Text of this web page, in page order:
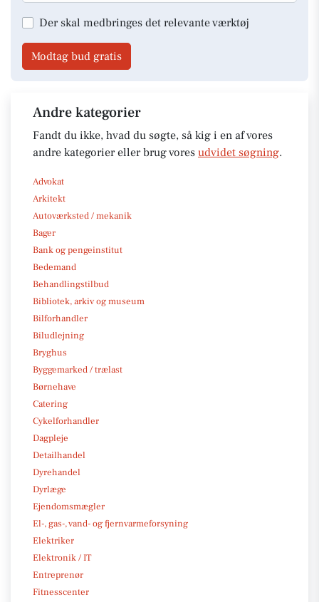
Der skal medbringes det relevante værktøj
Modtag bud gratis
Andre kategorier
Fandt du ikke, hvad du søgte, så kig i en af vores
andre kategorier eller brug vores udvidet søgning.
Advokat
Arkitekt
Autoværksted / mekanik
Bager
Bank og pengeinstitut
Bedemand
Behandlingstilbud
Bibliotek, arkiv og museum
Bilforhandler
Biludlejning
Bryghus
Byggemarked / trælast
Børnehave
Catering
Cykelforhandler
Dagpleje
Detailhandel
Dyrehandel
Dyrlæge
Ejendomsmægler
El-, gas-, vand- og fjernvarmeforsyning
Elektriker
Elektronik / IT
Entreprenør
Fitnesscenter